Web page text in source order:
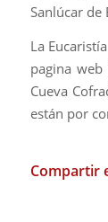
Sanlúcar de
La
pagina web
Cueva
están por
Compartir